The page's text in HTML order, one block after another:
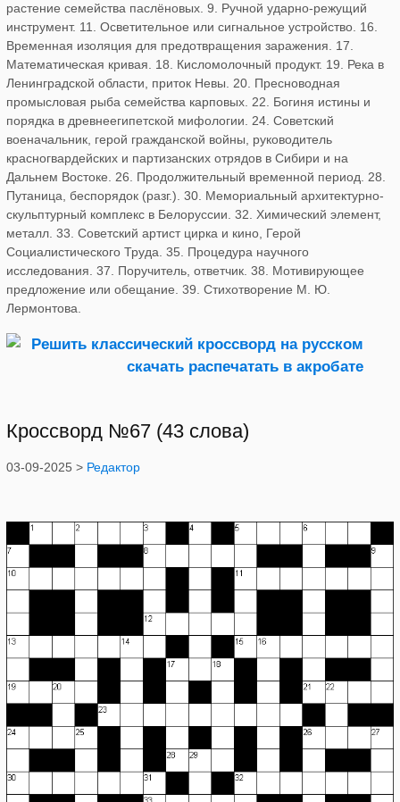
растение семейства паслёновых. 9. Ручной ударно-режущий
инструмент. 11. Осветительное или сигнальное устройство. 16.
Временная изоляция для предотвращения заражения. 17.
Математическая кривая. 18. Кисломолочный продукт. 19. Река в
Ленинградской области, приток Невы. 20. Пресноводная
промысловая рыба семейства карповых. 22. Богиня истины и
порядка в древнеегипетской мифологии. 24. Советский
военачальник, герой гражданской войны, руководитель
красногвардейских и партизанских отрядов в Сибири и на
Дальнем Востоке. 26. Продолжительный временной период. 28.
Путаница, беспорядок (разг.). 30. Мемориальный архитектурно-
скульптурный комплекс в Белоруссии. 32. Химический элемент,
металл. 33. Советский артист цирка и кино, Герой
Социалистического Труда. 35. Процедура научного
исследования. 37. Поручитель, ответчик. 38. Мотивирующее
предложение или обещание. 39. Стихотворение М. Ю.
Лермонтова.
Кроссворд №67 (43 слова)
03-09-2025 > Редактор